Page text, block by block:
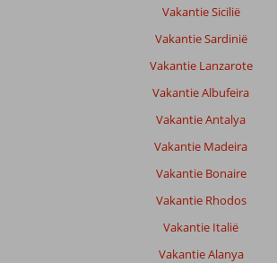
Vakantie Sicilië
Vakantie Sardinië
Vakantie Lanzarote
Vakantie Albufeira
Vakantie Antalya
Vakantie Madeira
Vakantie Bonaire
Vakantie Rhodos
Vakantie Italië
Vakantie Alanya